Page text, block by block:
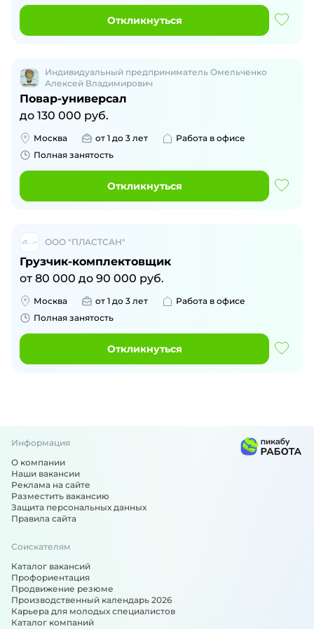
Откликнуться
Индивидуальный предприниматель Омельченко
Алексей Владимирович
Повар-универсал
до 130 000 руб.
Москва от 1 до 3 лет
Работа в офисе
Полная занятость
Откликнуться
ООО "ПЛАСТСАН"
Грузчик-комплектовщик
от 80 000 до 90 000 руб.
Москва от 1 до 3 лет
Работа в офисе
Полная занятость
Откликнуться
Информация
О компании
Наши вакансии
Реклама на сайте
Разместить вакансию
Защита персональных данных
Правила сайта
Соискателям
Каталог вакансий
Профориентация
Продвижение резюме
Производственный календарь 2026
Карьера для молодых специалистов
Каталог компаний